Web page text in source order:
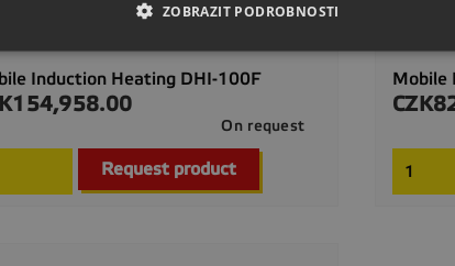
Induction Heating DHI-100F
On request
Request product
Quick view
Mobile
Price
ZOBRAZIT PODROBNOSTI